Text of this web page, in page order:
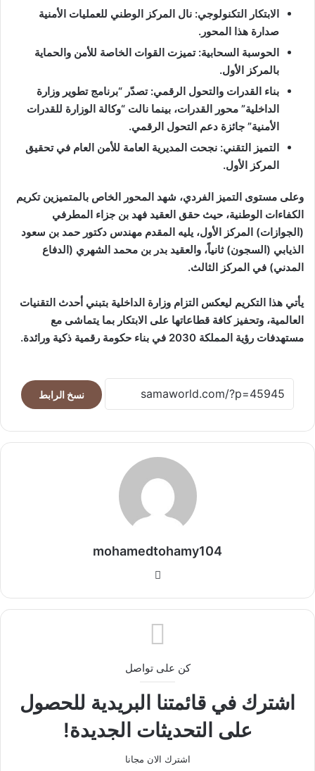
الابتكار التكنولوجي: نال المركز الوطني للعمليات الأمنية
صدارة هذا المحور.
الحوسبة السحابية: تميزت القوات الخاصة للأمن والحماية
بالمركز الأول.
بناء القدرات والتحول الرقمي: تصدّر “برنامج تطوير وزارة
الداخلية” محور القدرات، بينما نالت “وكالة الوزارة للقدرات
الأمنية” جائزة دعم التحول الرقمي.
التميز التقني: نجحت المديرية العامة للأمن العام في تحقيق
المركز الأول.
وعلى مستوى التميز الفردي، شهد المحور الخاص بالمتميزين تكريم
الكفاءات الوطنية، حيث حقق العقيد فهد بن جزاء المطرفي
(الجوازات) المركز الأول، يليه المقدم مهندس دكتور حمد بن سعود
الذيابي (السجون) ثانياً، والعقيد بدر بن محمد الشهري (الدفاع
المدني) في المركز الثالث.
يأتي هذا التكريم ليعكس التزام وزارة الداخلية بتبني أحدث التقنيات
العالمية، وتحفيز كافة قطاعاتها على الابتكار بما يتماشى مع
مستهدفات رؤية المملكة 2030 في بناء حكومة رقمية ذكية ورائدة.
نسخ الرابط
mohamedtohamy104
كن على تواصل
اشترك في قائمتنا البريدية للحصول
على التحديثات الجديدة!
اشترك الان مجانا